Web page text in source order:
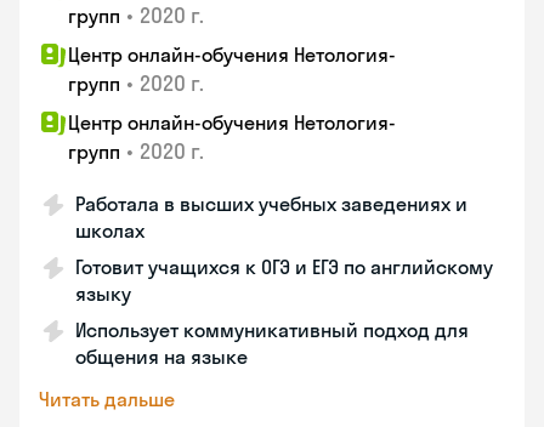
групп • 2020 г.
Центр онлайн-обучения Нетология-
групп • 2020 г.
Центр онлайн-обучения Нетология-
групп • 2020 г.
Работала в высших учебных заведениях и
школах
Готовит учащихся к ОГЭ и ЕГЭ по английскому
языку
Использует коммуникативный подход для
общения на языке
Читать дальше